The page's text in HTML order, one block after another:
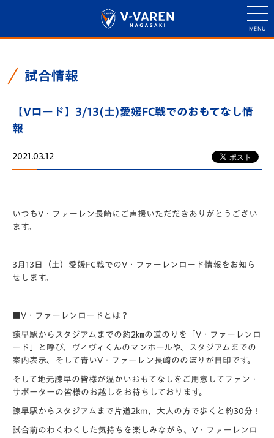
試合情報
【Vロード】3/13(土)愛媛FC戦でのおもてなし情
報
2021.03.12
いつもV・ファーレン長崎にご声援いただだきありがとうござい
ます。
3月13日（土）愛媛FC戦でのV・ファーレンロード情報をお知ら
せします。
■V・ファーレンロードとは？
諫早駅からスタジアムまでの約2㎞の道のりを「V・ファーレンロ
ード」と呼び、ヴィヴィくんのマンホールや、スタジアムまでの
案内表示、そして青いV・ファーレン長崎ののぼりが目印です。
そして地元諫早の皆様が温かいおもてなしをご用意してファン・
サポーターの皆様のお越しをお待ちしております。
諫早駅からスタジアムまで片道2km、大人の方で歩くと約30分！
試合前のわくわくした気持ちを楽しみながら、V・ファーレンロ